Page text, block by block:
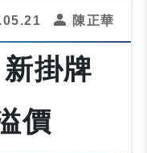
陳正華
掛牌
價